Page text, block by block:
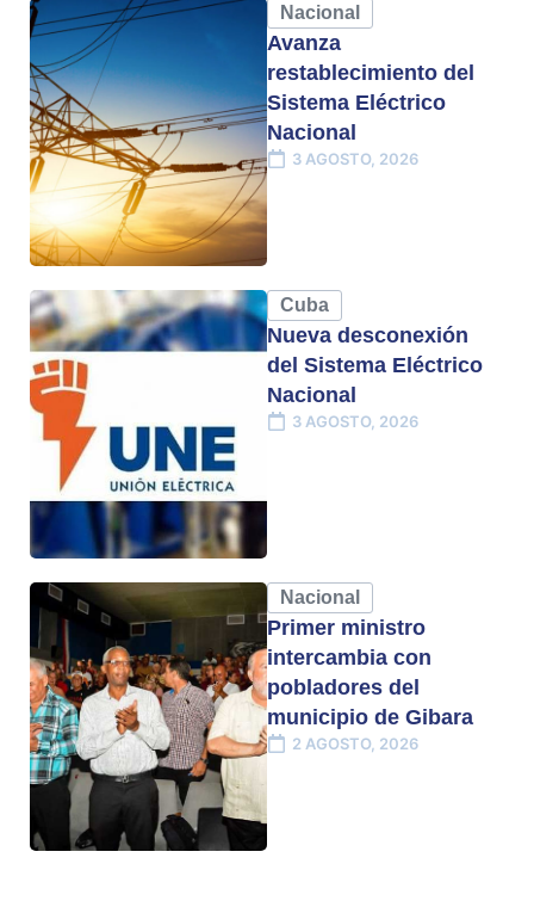
Nacional
Avanza
restablecimiento del
Sistema Eléctrico
Nacional
3 AGOSTO, 2026
Cuba
Nueva desconexión
del Sistema Eléctrico
Nacional
3 AGOSTO, 2026
Nacional
Primer ministro
intercambia con
pobladores del
municipio de Gibara
2 AGOSTO, 2026